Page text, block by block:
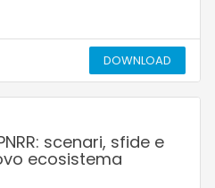
DOWNLOAD
scenari, sfide e
ecosistema